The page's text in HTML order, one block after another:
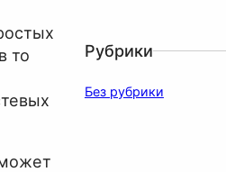
то
Рубрики
Без рубрики